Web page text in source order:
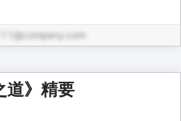
道》精要